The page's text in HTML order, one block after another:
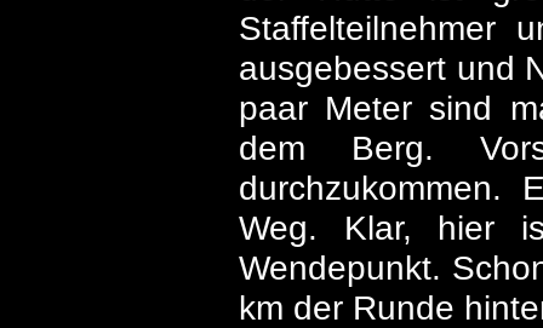
Staffelteilnehmer
ausgebessert und
paar Meter sind
dem Berg.
durchzukommen.
Weg. Klar, hier
Wendepunkt.
km der Runde